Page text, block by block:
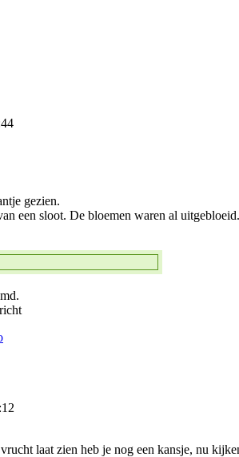
gezien.
een sloot. De bloemen waren al
laat zien heb je nog een kansje, nu